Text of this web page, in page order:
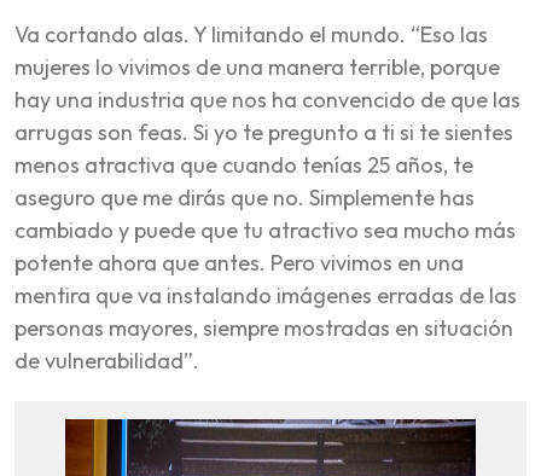
Va cortando alas. Y limitando el mundo. “Eso las
mujeres lo vivimos de una manera terrible, porque
hay una industria que nos ha convencido de que las
arrugas son feas. Si yo te pregunto a ti si te sientes
menos atractiva que cuando tenías 25 años, te
aseguro que me dirás que no. Simplemente has
cambiado y puede que tu atractivo sea mucho más
potente ahora que antes. Pero vivimos en una
mentira que va instalando imágenes erradas de las
personas mayores, siempre mostradas en situación
de vulnerabilidad”.